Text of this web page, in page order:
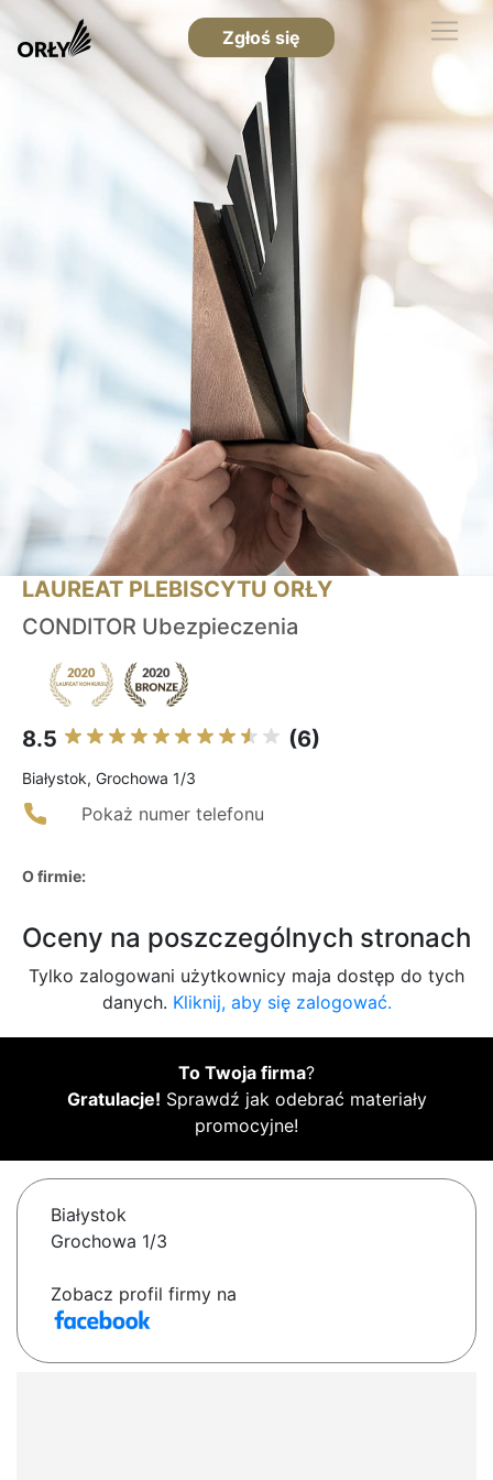
Zgłoś się
LAUREAT PLEBISCYTU ORŁY
CONDITOR Ubezpieczenia
8.5 (6)
Białystok, Grochowa 1/3
Pokaż numer telefonu
O firmie:
Oceny na poszczególnych stronach
Tylko zalogowani użytkownicy maja dostęp do tych
danych. Kliknij, aby się zalogować.
To Twoja firma?
Gratulacje! Sprawdź jak odebrać materiały
promocyjne!
Białystok
Grochowa 1/3
Zobacz profil firmy na